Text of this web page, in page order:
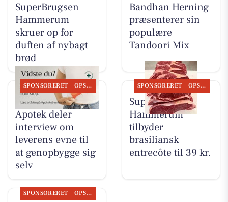
SuperBrugsen
Hammerum
skruer op for
duften af nybagt
brød
Bandhan Herning
præsenterer sin
populære
Tandoori Mix
SPONSORERET OPSLAGSTAVLEN
Herning Løve
Apotek deler
interview om
leverens evne til
at genopbygge sig
selv
SPONSORERET OPSLAGSTAVLEN
SuperBrugsen
Hammerum
tilbyder
brasiliansk
entrecôte til 39 kr.
SPONSORERET OPSLAGSTAVLEN